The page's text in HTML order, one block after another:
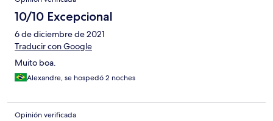
10/10 Excepcional
6 de diciembre de 2021
Traducir con Google
Muito boa.
Alexandre, se hospedó 2 noches
Opinión verificada